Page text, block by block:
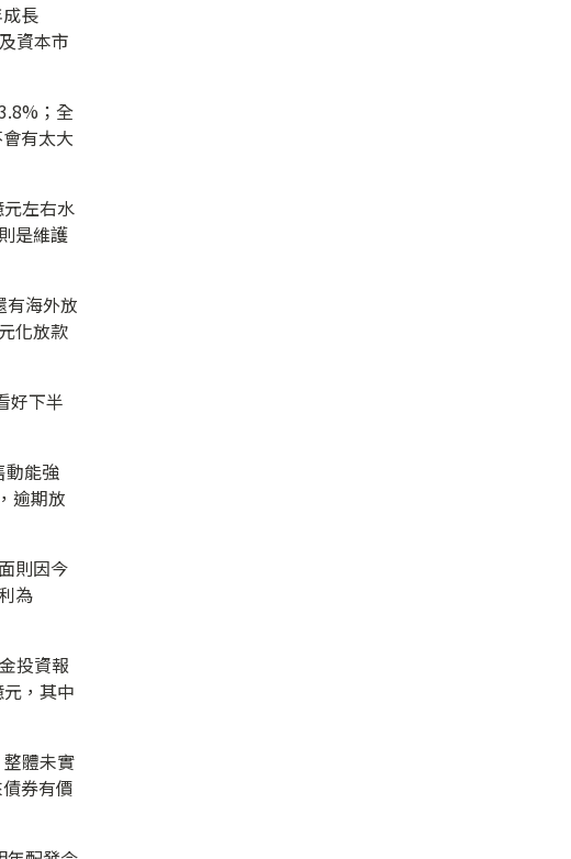
長
資本市
；全
有太大
左右水
是維護
有海外放
化放款
好下半
動能強
逾期放
則因今
為
投資報
，其中
體未實
券有價